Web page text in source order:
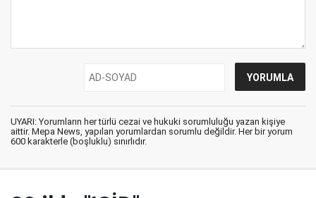
UYARI: Yorumların her türlü cezai ve hukuki sorumluluğu yazan kişiye
aittir. Mepa News, yapılan yorumlardan sorumlu değildir. Her bir yorum
600 karakterle (boşluklu) sınırlıdır.